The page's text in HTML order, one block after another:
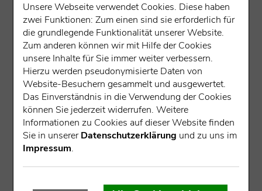
Hotel Seeblick (Kopie)
Tutzinger Straße 9, 82347 Bernried
Golfregion
Gesprochene Sprachen:
Unsere Webseite verwendet Cookies. Diese haben
zwei Funktionen: Zum einen sind sie erforderlich für
die grundlegende Funktionalität unserer Website.
Zum anderen können wir mit Hilfe der Cookies
unsere Inhalte für Sie immer weiter verbessern.
Hierzu werden pseudonymisierte Daten von
Website-Besuchern gesammelt und ausgewertet.
Das Einverständnis in die Verwendung der Cookies
können Sie jederzeit widerrufen. Weitere
Informationen zu Cookies auf dieser Website finden
Sie in unsererDatenschutzerklärung und zu uns im
Impressum.